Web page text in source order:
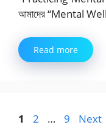
আমাদের “Mental
Read more
Page
1 Page
2 … Page
9 Next